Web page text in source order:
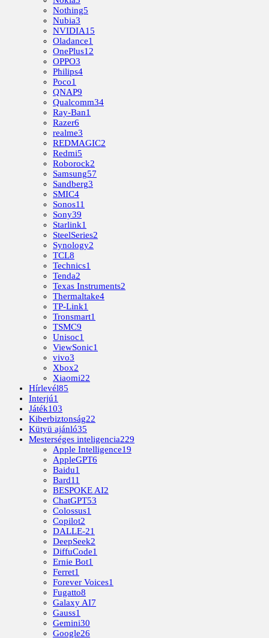
Nothing5
Nubia3
NVIDIA15
Oladance1
OnePlus12
OPPO3
Philips4
Poco1
QNAP9
Qualcomm34
Ray-Ban1
Razer6
realme3
REDMAGIC2
Redmi5
Roborock2
Samsung57
Sandberg3
SMIC4
Sonos11
Sony39
Starlink1
SteelSeries2
Synology2
TCL8
Technics1
Tenda2
Texas Instruments2
Thermaltake4
TP-Link1
Tronsmart1
TSMC9
Unisoc1
ViewSonic1
vivo3
Xbox2
Xiaomi22
Hírlevél85
Interjú1
Játék103
Kiberbiztonság22
Kütyü ajánló35
Mesterséges inteligencia229
Apple Intelligence19
AppleGPT6
Baidu1
Bard11
BESPOKE AI2
ChatGPT53
Colossus1
Copilot2
DALLE-21
DeepSeek2
DiffuCode1
Ernie Bot1
Ferret1
Forever Voices1
Fugatto8
Galaxy AI7
Gauss1
Gemini30
Google26